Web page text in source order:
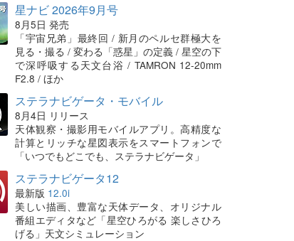
星ナビ 2026年9月号
8月5日 発売
「宇宙兄弟」最終回 / 新月のペルセ群極大を
見る・撮る / 変わる「惑星」の定義 / 星空の下
で深呼吸する天文台浴 / TAMRON 12-20mm
F2.8 / ほか
ステラナビゲータ・モバイル
8月4日 リリース
天体観察・撮影用モバイルアプリ。高精度な
計算とリッチな星図表示をスマートフォンで
「いつでもどこでも、ステラナビゲータ」
ステラナビゲータ12
最新版 12.0i
美しい描画、豊富な天体データ、オリジナル
番組エディタなど「星空ひろがる 楽しさひろ
げる」天文シミュレーション